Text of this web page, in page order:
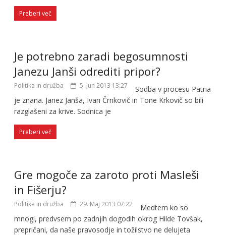
Preberi več
Je potrebno zaradi begosumnosti
Janezu Janši odrediti pripor?
Politika in družba 5. Jun 2013 13:27
Sodba v procesu Patria
je znana. Janez Janša, Ivan Črnkovič in Tone Krkovič so bili
razglašeni za krive. Sodnica je
Preberi več
Gre mogoče za zaroto proti Masleši
in Fišerju?
Politika in družba 29. Maj 2013 07:22
Medtem ko so
mnogi, predvsem po zadnjih dogodih okrog Hilde Tovšak,
prepričani, da naše pravosodje in tožilstvo ne delujeta